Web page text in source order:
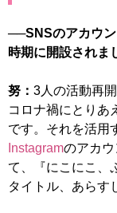
──SNSのアカウ
時期に開設されま
努： 3人の活動再
コロナ禍にとりあ
です。それを活用
Instagramのアカ
て、『にこにこ、
タイトル、あらす